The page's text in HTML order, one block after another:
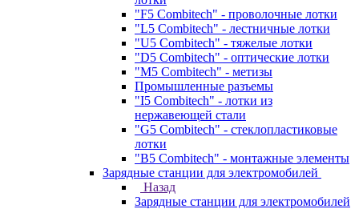
"F5 Combitech" - проволочные лотки
"L5 Combitech" - лестничные лотки
"U5 Combitech" - тяжелые лотки
"D5 Combitech" - оптические лотки
"M5 Combitech" - метизы
Промышленные разъемы
"I5 Combitech" - лотки из
нержавеющей стали
"G5 Combitech" - стеклопластиковые
лотки
"B5 Combitech" - монтажные элементы
Зарядные станции для электромобилей
Назад
Зарядные станции для электромобилей